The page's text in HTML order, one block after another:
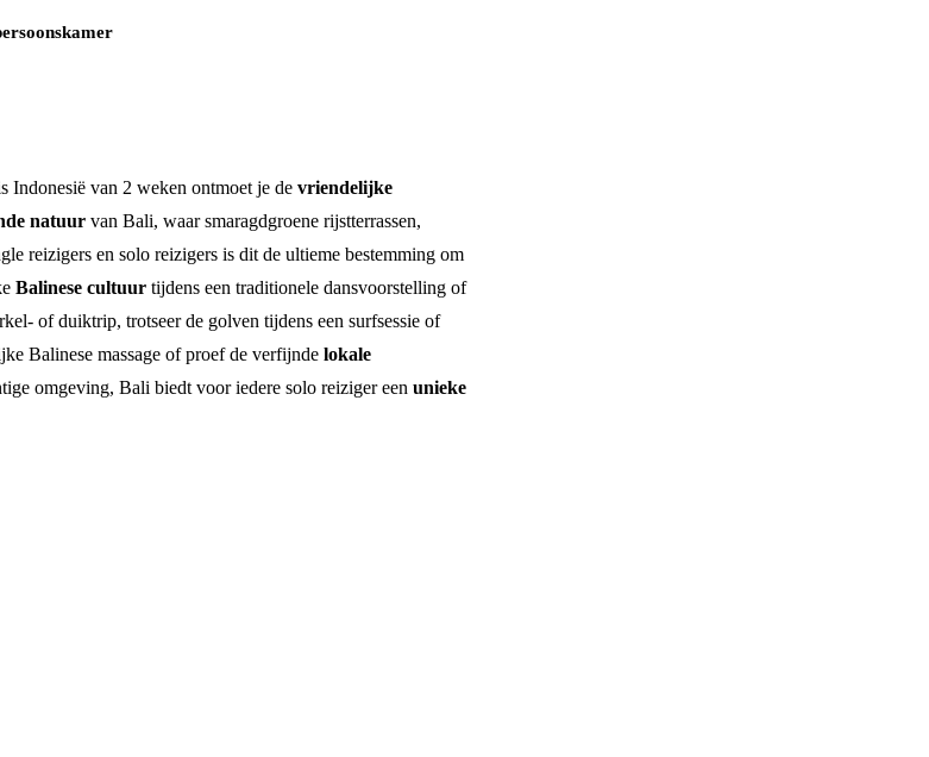
Indonesië van 2 weken ontmoet je de vriendelijke
natuur van Bali, waar smaragdgroene rijstterrassen,
reizigers en solo reizigers is dit de ultieme bestemming om
Balinese cultuur tijdens een traditionele dansvoorstelling of
of duiktrip, trotseer de golven tijdens een surfsessie of
Balinese massage of proef de verfijnde lokale
omgeving, Bali biedt voor iedere solo reiziger een unieke